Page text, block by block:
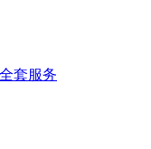
套服务